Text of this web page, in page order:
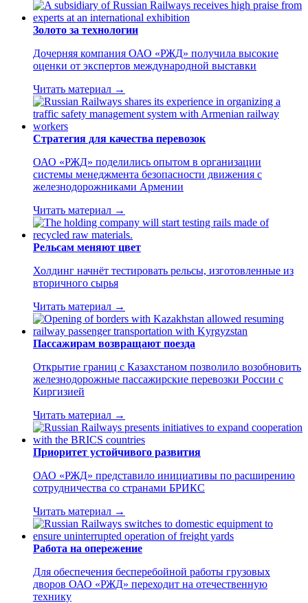
Золото за технологии
Дочерняя компания ОАО «РЖД» получила высокие
оценки от экспертов международной выставки
Читать материал →
Стратегия для качества перевозок
ОАО «РЖД» поделились опытом в организации
системы менеджмента безопасности движения с
железнодорожниками Армении
Читать материал →
Рельсам меняют цвет
Холдинг начнёт тестировать рельсы, изготовленные из
вторичного сырья
Читать материал →
Пассажирам возвращают поезда
Открытие границ с Казахстаном позволило возобновить
железнодорожные пассажирские перевозки России с
Киргизией
Читать материал →
Приоритет устойчивого развития
ОАО «РЖД» представило инициативы по расширению
сотрудничества со странами БРИКС
Читать материал →
Работа на опережение
Для обеспечения бесперебойной работы грузовых
дворов ОАО «РЖД» переходит на отечественную
технику